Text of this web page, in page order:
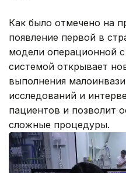
Как было отмечено на
появление первой в
модели операционной с
системой открывает
выполнения
исследований и
пациентов и позволит
сложные процедуры.